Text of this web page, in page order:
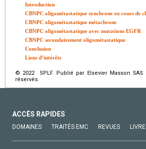
Introduction
CBNPC oligométastatique synchrone en cours de
CBNPC oligométastatique métachrone
CBNPC oligométastatique avec mutations EGFR
CBNPC secondairement oligométastatique
Conclusion
Liens d’intérêts
© 2022 SPLF. Publié par Elsevier Masson
réservés.
ACCÈS RAPIDES
DOMAINES TRAITÉS EMC REVUES